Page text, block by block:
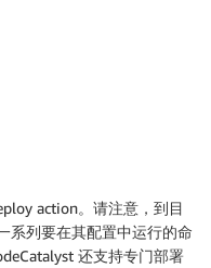
action。请注意，到目
系列要在其配置中运行的命
还支持专门部署